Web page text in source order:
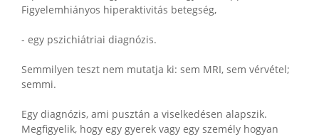
Figyelemhiányos hiperaktivitás betegség,
- egy pszichiátriai diagnózis.
Semmilyen teszt nem mutatja ki: sem MRI, sem vérvétel;
semmi.
Egy diagnózis, ami pusztán a viselkedésen alapszik.
Megfigyelik, hogy egy gyerek vagy egy személy hogyan